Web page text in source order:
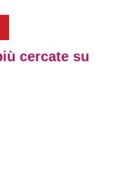
cercate su